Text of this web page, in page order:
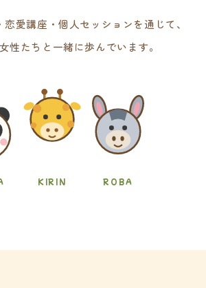
愛講座・個人セッションを通じて、
性たちと一緒に歩んでいます。
KIRIN ROBA